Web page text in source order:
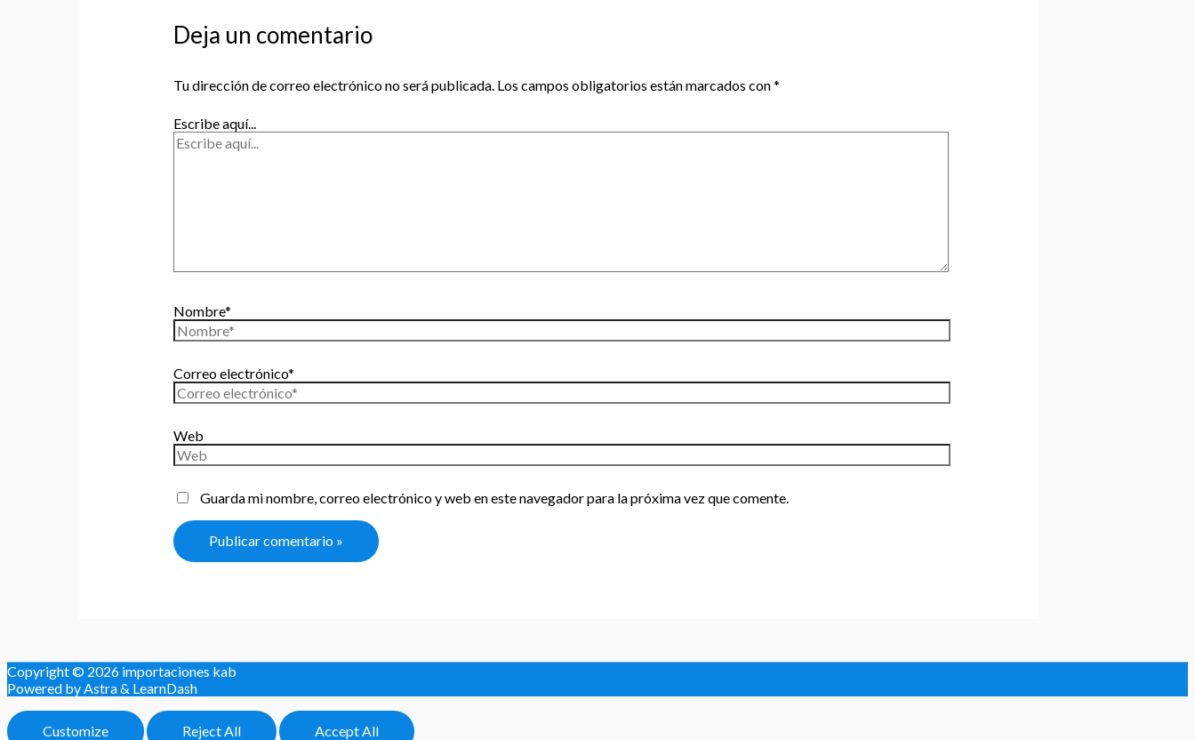
Deja un comentario
Tu dirección de correo electrónico no será publicada. Los campos obligatorios están marcados con*
Escribe aquí...
Nombre*
Correo electrónico*
Web
Guarda mi nombre, correo electrónico y web en este navegador para la próxima vez que comente.
Copyright © 2026 importaciones kab
Powered by Astra & LearnDash
Customize Reject All Accept All